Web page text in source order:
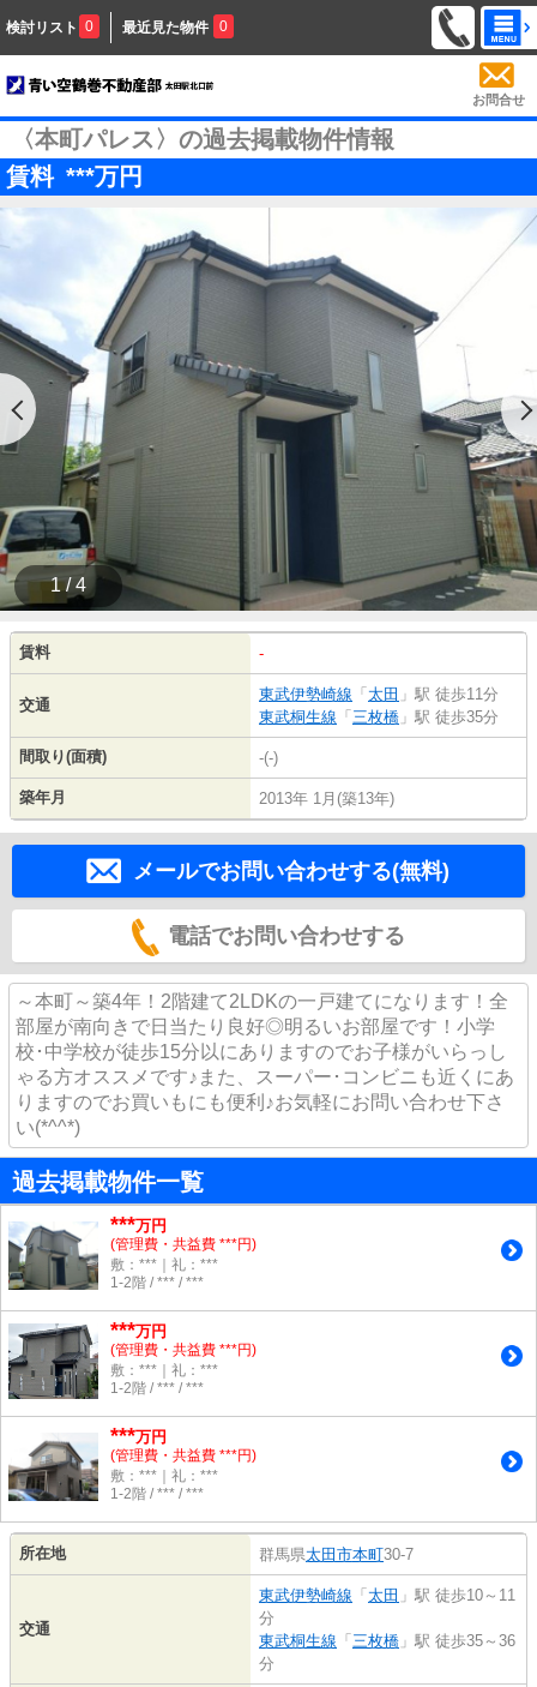
検討リスト 0 最近見た物件 0
お問合せ
〈本町パレス〉の過去掲載物件情報
賃料 ***万円
1 / 4
賃料 -
交通
東武伊勢崎線 「 太田 」駅 徒歩11分
東武桐生線 「 三枚橋 」駅 徒歩35分
間取り(面積) -(-)
築年月 2013年 1月(築13年)
メールでお問い合わせする(無料)
電話でお問い合わせする
～本町～築4年！2階建て2LDKの一戸建てになります！全
部屋が南向きで日当たり良好◎明るいお部屋です！小学
校･中学校が徒歩15分以にありますのでお子様がいらっし
ゃる方オススメです♪また、スーパー･コンビニも近くにあ
りますのでお買いもにも便利♪お気軽にお問い合わせ下さ
い(*^^*)
過去掲載物件一覧
***万円
(管理費・共益費 ***円)
敷：***｜礼：***
1-2階 / *** / ***
***万円
(管理費・共益費 ***円)
敷：***｜礼：***
1-2階 / *** / ***
***万円
(管理費・共益費 ***円)
敷：***｜礼：***
1-2階 / *** / ***
所在地 群馬県太田市本町30-7
交通
東武伊勢崎線 「 太田 」駅 徒歩10～11
分
東武桐生線 「 三枚橋 」駅 徒歩35～36
分